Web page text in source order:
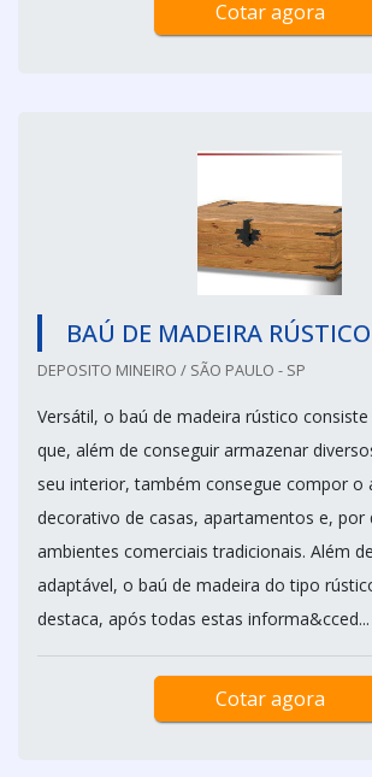
Cotar agora
BAÚ DE MADEIRA RÚSTICO
DEPOSITO MINEIRO / SÃO PAULO - SP
Versátil, o baú de madeira rústico
que, além de conseguir armazenar
seu interior, também consegue compor o
decorativo de casas, apartamentos e, por
ambientes comerciais tradicionais. Além
adaptável, o baú de madeira do tipo
destaca, após todas estas informa&cced...
Cotar agora